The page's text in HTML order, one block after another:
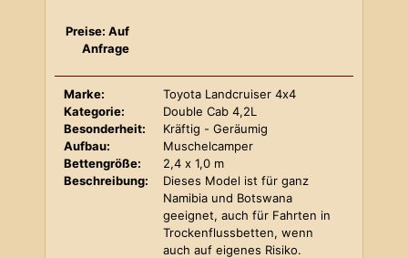
Preise: Auf
Anfrage
Marke:
Toyota Landcruiser 4x4
Kategorie:
Double Cab 4,2L
Besonderheit:
Kräftig - Geräumig
Aufbau:
Muschelcamper
Bettengröße:
2,4 x 1,0 m
Beschreibung:
Dieses Model ist für ganz
Namibia und Botswana
geeignet, auch für Fahrten in
Trockenflussbetten, wenn
auch auf eigenes Risiko.